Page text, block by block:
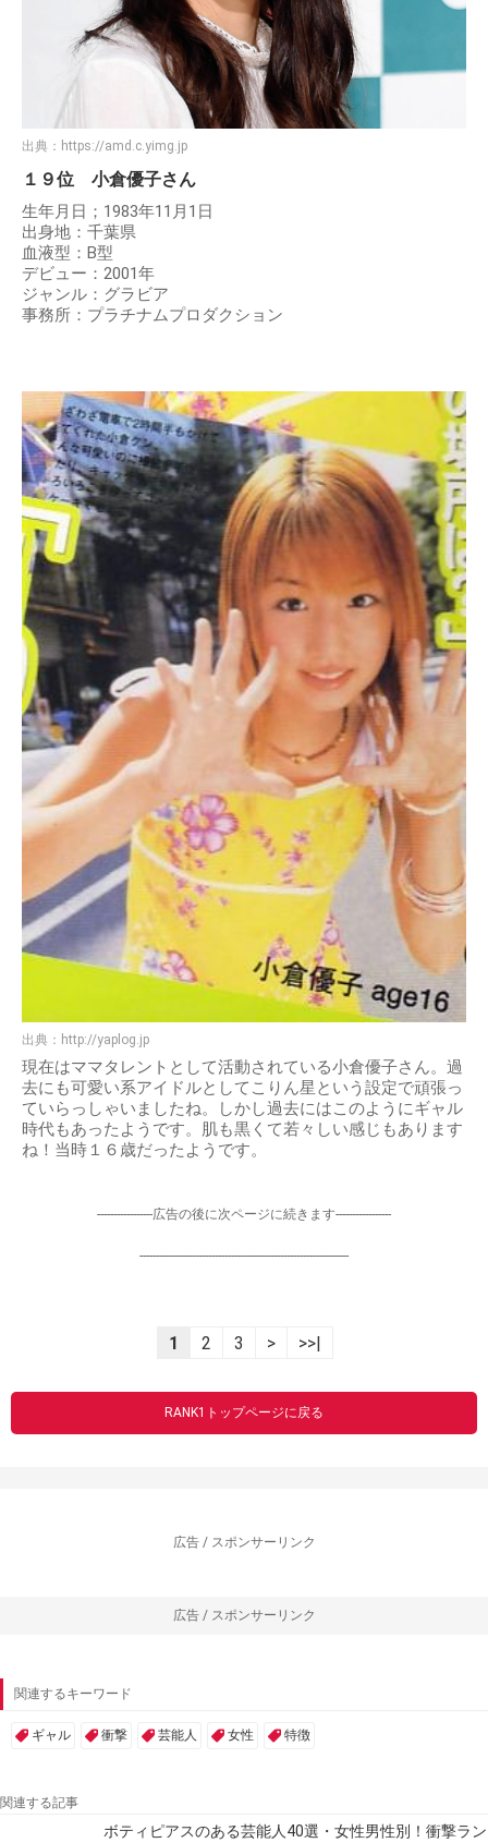
出典： https://amd.c.yimg.jp
１９位 小倉優子さん
生年月日；1983年11月1日
出身地：千葉県
血液型：B型
デビュー：2001年
ジャンル：グラビア
事務所：プラチナムプロダクション
出典： http://yaplog.jp
現在はママタレントとして活動されている小倉優子さん。過
去にも可愛い系アイドルとしてこりん星という設定で頑張っ
ていらっしゃいましたね。しかし過去にはこのようにギャル
時代もあったようです。肌も黒くて若々しい感じもあります
ね！当時１６歳だったようです。
-----------------広告の後に次ページに続きます-----------------
----------------------------------------------------------------
1 2 3 > >>|
RANK1トップページに戻る
広告 / スポンサーリンク
広告 / スポンサーリンク
関連するキーワード
ギャル 衝撃 芸能人 女性 特徴
関連する記事
ボティピアスのある芸能人40選・女性男性別！衝撃ラン